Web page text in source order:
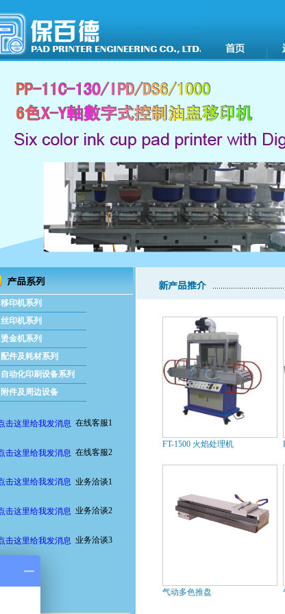
移印机系列
丝印机系列
烫金机系列
配件及耗材系列
自动化印刷设备系列
附件及周边设备
在线客服1
在线客服2
业务洽谈1
业务洽谈2
业务洽谈3
FT-1500 火焰处理机
气动多色推盘